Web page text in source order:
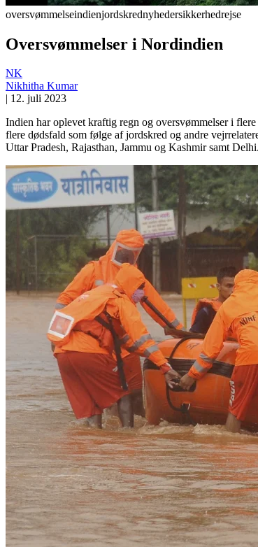
oversvømmelseindienjordskrednyhedersikkerhedrejse
Oversvømmelser i Nordindien
NK
Nikhitha Kumar
| 12. juli 2023
Indien har oplevet kraftig regn og oversvømmelser i
flere dødsfald som følge af jordskred og andre
Uttar Pradesh, Rajasthan, Jammu og Kashmir samt